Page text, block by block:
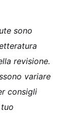
sono
revisione.
variare
consigli